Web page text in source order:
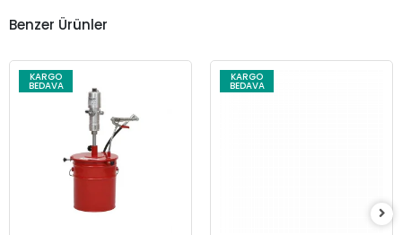
Benzer Ürünler
KARGO
BEDAVA
KARGO
BEDAVA